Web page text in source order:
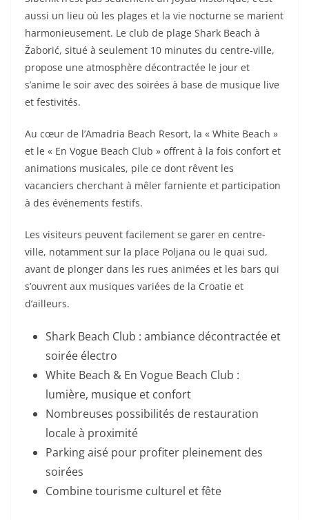
aussi un lieu où les plages et la vie nocturne se marient
harmonieusement. Le club de plage Shark Beach à
Žaborić, situé à seulement 10 minutes du centre-ville,
propose une atmosphère décontractée le jour et
s’anime le soir avec des soirées à base de musique live
et festivités.
Au cœur de l’Amadria Beach Resort, la « White Beach »
et le « En Vogue Beach Club » offrent à la fois confort et
animations musicales, pile ce dont rêvent les
vacanciers cherchant à mêler farniente et participation
à des événements festifs.
Les visiteurs peuvent facilement se garer en centre-
ville, notamment sur la place Poljana ou le quai sud,
avant de plonger dans les rues animées et les bars qui
s’ouvrent aux musiques variées de la Croatie et
d’ailleurs.
Shark Beach Club : ambiance décontractée et
soirée électro
White Beach & En Vogue Beach Club :
lumière, musique et confort
Nombreuses possibilités de restauration
locale à proximité
Parking aisé pour profiter pleinement des
soirées
Combine tourisme culturel et fête